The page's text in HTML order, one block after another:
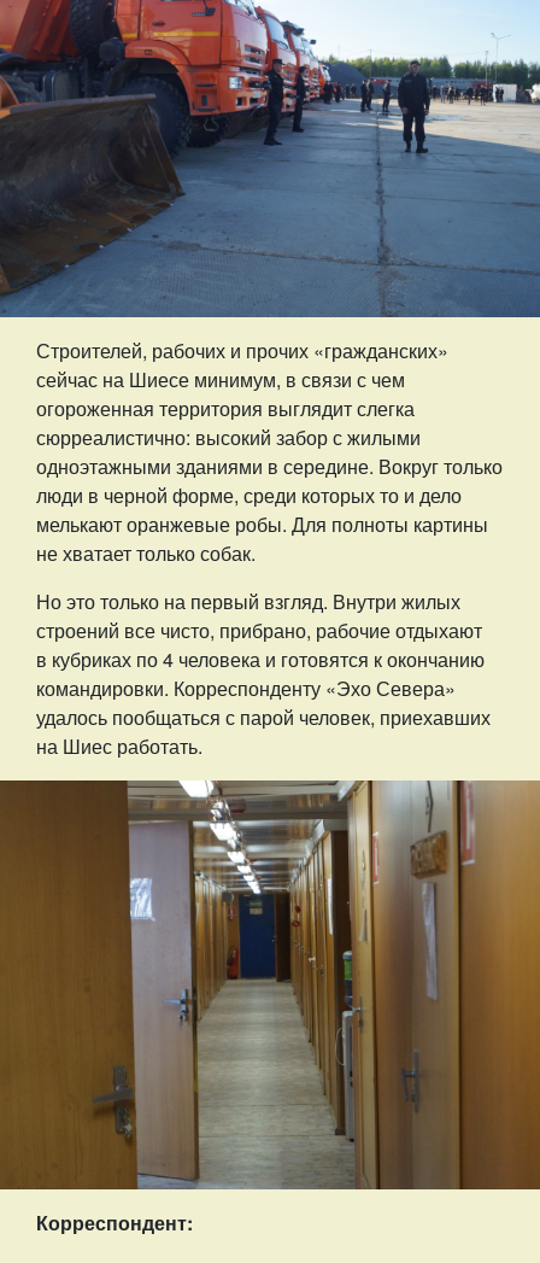
Строителей, рабочих и прочих «гражданских»
сейчас на Шиесе минимум, в связи с чем
огороженная территория выглядит слегка
сюрреалистично: высокий забор с жилыми
одноэтажными зданиями в середине. Вокруг только
люди в черной форме, среди которых то и дело
мелькают оранжевые робы. Для полноты картины
не хватает только собак.
Но это только на первый взгляд. Внутри жилых
строений все чисто, прибрано, рабочие отдыхают
в кубриках по 4 человека и готовятся к окончанию
командировки. Корреспонденту «Эхо Севера»
удалось пообщаться с парой человек, приехавших
на Шиес работать.
Корреспондент: